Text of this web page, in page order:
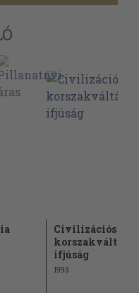
Civilizációs
korszakváltás és
ifjúság
1993